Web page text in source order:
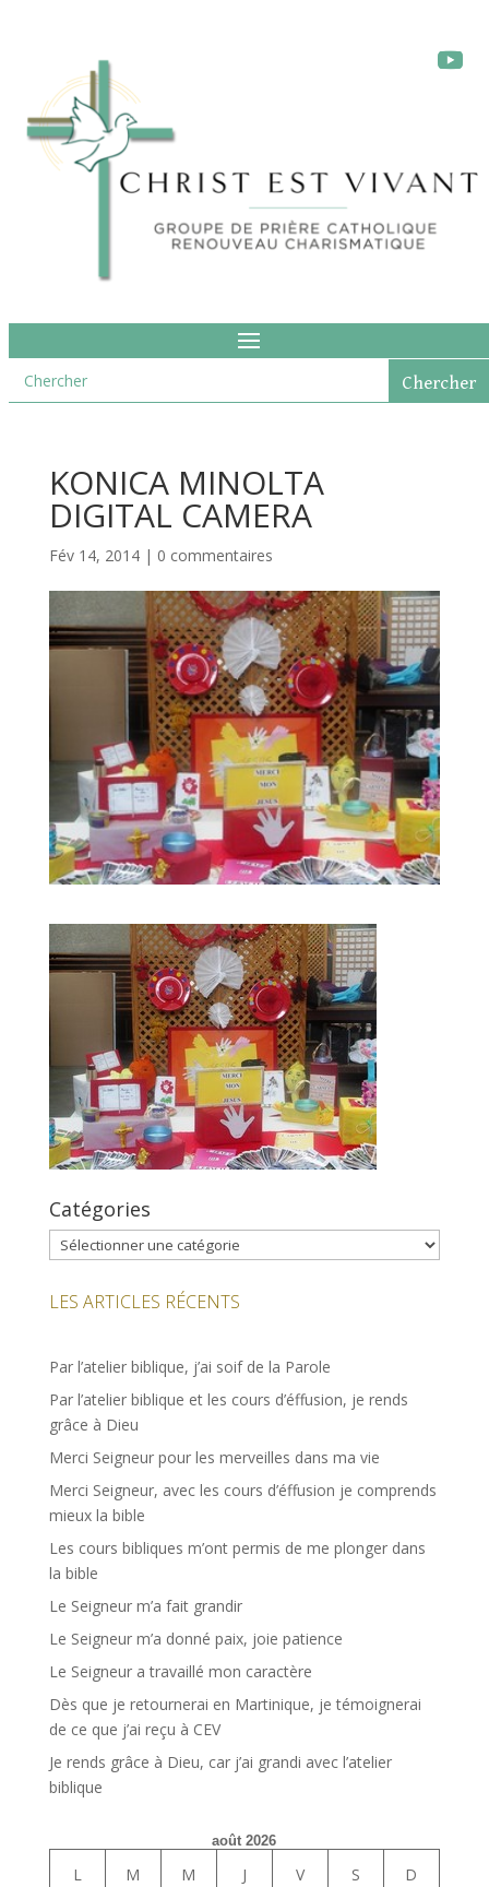
KONICA MINOLTA
DIGITAL CAMERA
Fév 14, 2014| 0 commentaires
Catégories
Catégories
LES ARTICLES RÉCENTS
Par l’atelier biblique, j’ai soif de la Parole
Par l’atelier biblique et les cours d’éffusion, je rends
grâce à Dieu
Merci Seigneur pour les merveilles dans ma vie
Merci Seigneur, avec les cours d’éffusion je comprends
mieux la bible
Les cours bibliques m’ont permis de me plonger dans
la bible
Le Seigneur m’a fait grandir
Le Seigneur m’a donné paix, joie patience
Le Seigneur a travaillé mon caractère
Dès que je retournerai en Martinique, je témoignerai
de ce que j’ai reçu à CEV
Je rends grâce à Dieu, car j’ai grandi avec l’atelier
biblique
août 2026
L M M J V S D